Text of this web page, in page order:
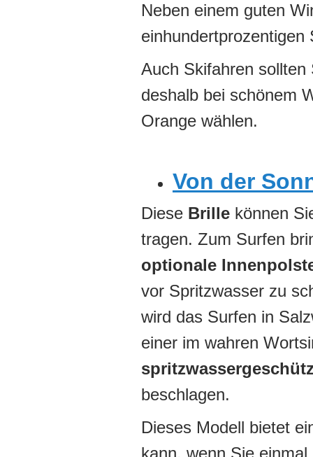
Neben einem guten
Auch Skifahren
deshalb bei schönem
Orange wählen.
Von der
Diese Brille können
tragen. Zum Surfen
optionale
vor Spritzwasser zu
wird das Surfen in
einer im wahren
beschlagen.
Dieses Modell bietet
kann, wenn Sie